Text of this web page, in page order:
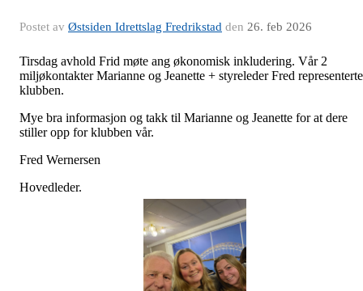
Postet av Østsiden Idrettslag Fredrikstad den 26. feb 2026
Tirsdag avhold Frid møte ang økonomisk inkludering. Vår 2
miljøkontakter Marianne og Jeanette + styreleder Fred representerte
klubben.
Mye bra informasjon og takk til Marianne og Jeanette for at dere
stiller opp for klubben vår.
Fred Wernersen
Hovedleder.